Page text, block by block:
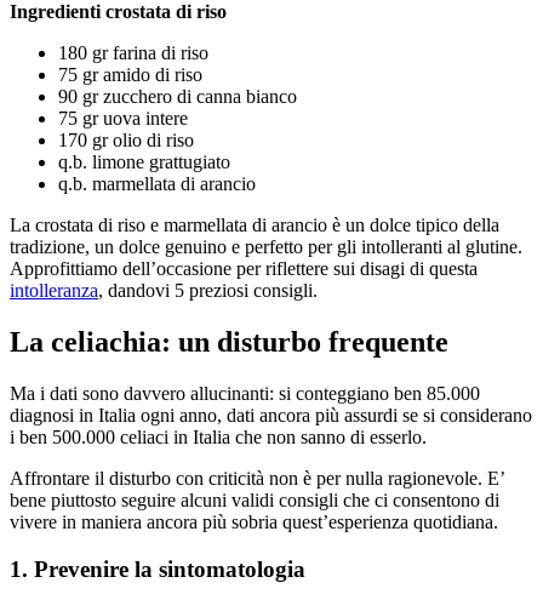
Ingredienti crostata di riso
180 gr farina di riso
75 gr amido di riso
90 gr zucchero di canna bianco
75 gr uova intere
170 gr olio di riso
q.b. limone grattugiato
q.b. marmellata di arancio
La crostata di riso e marmellata di arancio è un dolce tipico della
tradizione, un dolce genuino e perfetto per gli intolleranti al glutine.
Approfittiamo dell’occasione per riflettere sui disagi di questa
intolleranza, dandovi 5 preziosi consigli.
La celiachia: un disturbo frequente
Ma i dati sono davvero allucinanti: si conteggiano ben 85.000
diagnosi in Italia ogni anno, dati ancora più assurdi se si considerano
i ben 500.000 celiaci in Italia che non sanno di esserlo.
Affrontare il disturbo con criticità non è per nulla ragionevole. E’
bene piuttosto seguire alcuni validi consigli che ci consentono di
vivere in maniera ancora più sobria quest’esperienza quotidiana.
1. Prevenire la sintomatologia